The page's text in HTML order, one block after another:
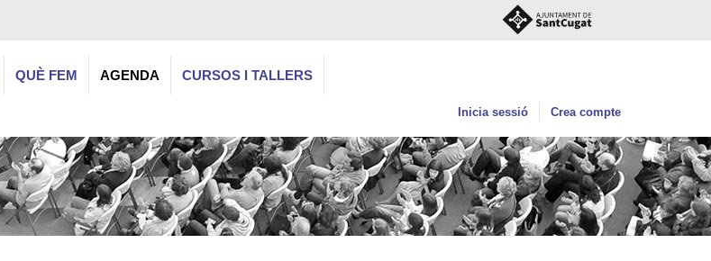
QUÈ FEM AGENDA CURSOS I TALLERS
Inicia sessió Crea compte